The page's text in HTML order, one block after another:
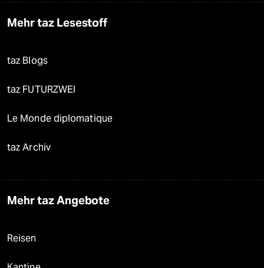
Mehr taz Lesestoff
taz Blogs
taz FUTURZWEI
Le Monde diplomatique
taz Archiv
Mehr taz Angebote
Reisen